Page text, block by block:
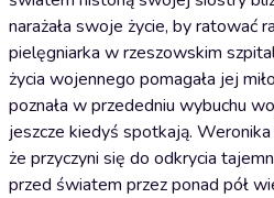
narażała swoje życie, by ratować
pielęgniarka w rzeszowskim
życia wojennego pomagała jej
poznała w przededniu wybuchu
jeszcze kiedyś spotkają.
że przyczyni się do odkrycia
przed światem przez ponad pół